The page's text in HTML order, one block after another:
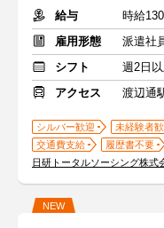
給与
時給
雇用形態
派遣社
シフト
週2日
アクセス
渡辺通
シルバー歓迎 未経験者
交通費支給
履歴書不要
日研トータルソーシング株式
NEW